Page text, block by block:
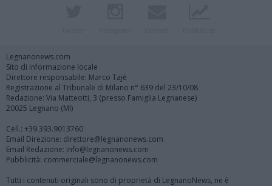
Legnanonews.com
Sito di informazione locale
Direttore responsabile: Marco Tajè
Registrazione al Tribunale di Milano n° 639 del 23/10/08
Redazione: Via Matteotti, 3 (presso Famiglia Legnanese)
20025 Legnano (MI)
Cell.: +39.393.9013760
Email Direzione: direttore@legnanonews.com
Email Redazione: info@legnanonews.com
Pubblicità: commerciale@legnanonews.com
Tutti i contenuti originali sono di proprietà di LegnanoNews, ne è